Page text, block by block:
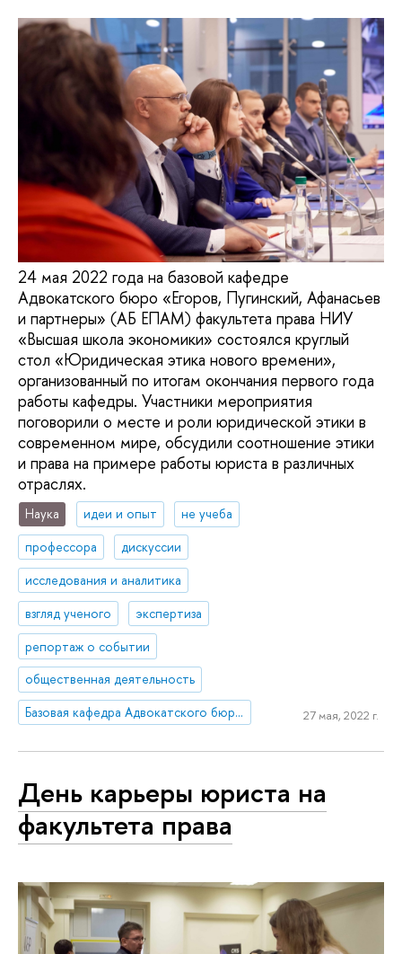
24 мая 2022 года на базовой кафедре
Адвокатского бюро «Егоров, Пугинский, Афанасьев
и партнеры» (АБ ЕПАМ) факультета права НИУ
«Высшая школа экономики» состоялся круглый
стол «Юридическая этика нового времени»,
организованный по итогам окончания первого года
работы кафедры. Участники мероприятия
поговорили о месте и роли юридической этики в
современном мире, обсудили соотношение этики
и права на примере работы юриста в различных
отраслях.
Наука идеи и опыт
не учеба
профессора
дискуссии
исследования и аналитика
взгляд ученого
экспертиза
репортаж о событии
общественная деятельность
Базовая кафедра Адвокатского бюро ЕПАМ
27 мая, 2022 г.
День карьеры юриста на
факультета права